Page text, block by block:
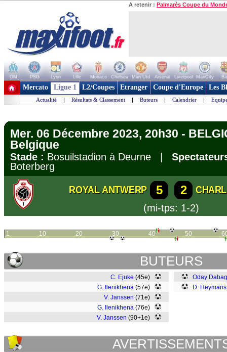
A retenir : Palmarès Coupe du
OM PSG Lyon Lille Monaco Chelsea Man Utd Arsenal Liverpool ManCity
+ de clubs
Mercato Ligue 1 L2/Coupes Etranger Coupe d'Europe Les
Actualité | Résultats & Classement | Buteurs | Calendrier |
Mer. 06 Décembre 2023, 20h30 -
Belgique
Stade : Bosuilstadion à Deurne |
Boterberg
ROYAL ANTWERP 5 2
(mi-tps: 1-2)
1 10 20 30 40 50
BUTEURS
C. Ejuke (45e)
G. Ilenikhena (57e)
V. Janssen (71e)
G. Ilenikhena (76e)
V. Janssen (90+1e)
Oday
D. Heymans